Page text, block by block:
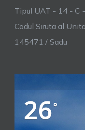
Tipul UAT - 14 - C
Codul Siruta al
145471 / Sadu
26°